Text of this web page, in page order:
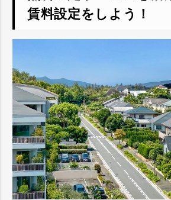
賃料設定をしよう！